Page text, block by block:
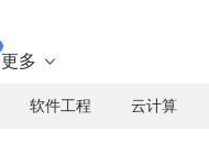
更多 
软件工程 云计算